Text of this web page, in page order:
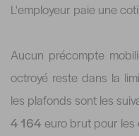
L'employeur paie une
Aucun précompte
octroyé reste dans la
les plafonds sont les
4 164 euro brut pour